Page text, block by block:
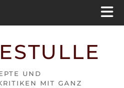
UND
MIT GANZ